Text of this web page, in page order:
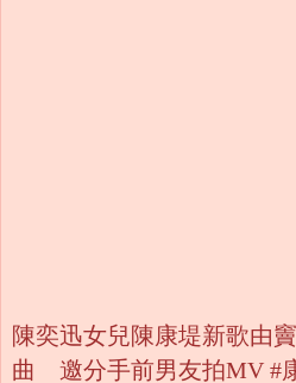
陳奕迅女兒陳康堤新歌由
曲 邀分手前男友拍MV #